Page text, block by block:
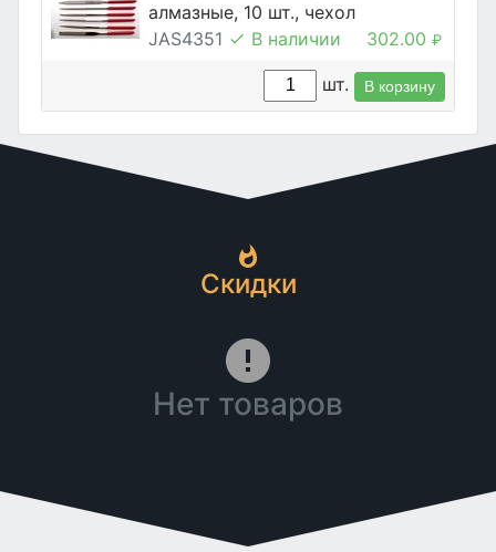
алмазные, 10 шт., чехол
JAS4351
В наличии 302.00 ₽
шт. В корзину
Скидки
Нет товаров